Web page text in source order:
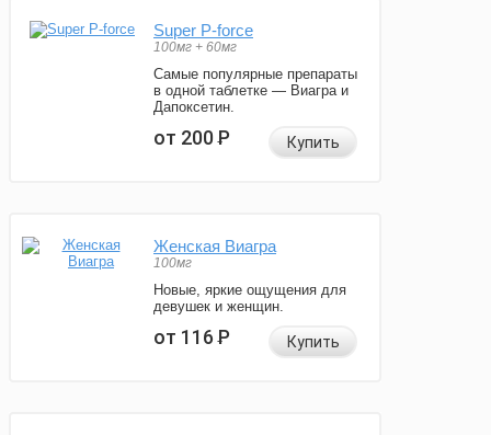
Super P-force
100мг + 60мг
Самые популярные препараты
в одной таблетке — Виагра и
Дапоксетин.
от 200Р Купить
Женская Виагра
100мг
Новые, яркие ощущения для
девушек и женщин.
от 116Р Купить